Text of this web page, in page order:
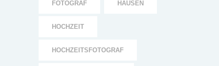
FOTOGRAF HAUSEN
HOCHZEIT
HOCHZEITSFOTOGRAF